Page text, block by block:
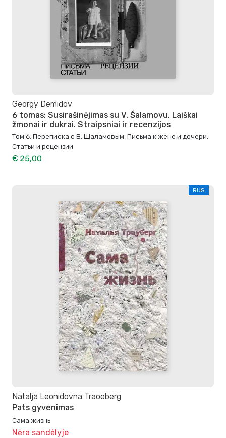
Georgy Demidov
6 tomas: Susirašinėjimas su V. Šalamovu. Laiškai
žmonai ir dukrai. Straipsniai ir recenzijos
Том 6: Переписка с В. Шаламовым. Письма к жене и дочери.
Статьи и рецензии
€ 25,00
RUS
Natalja Leonidovna Traoeberg
Pats gyvenimas
Сама жизнь
Nėra sandėlyje